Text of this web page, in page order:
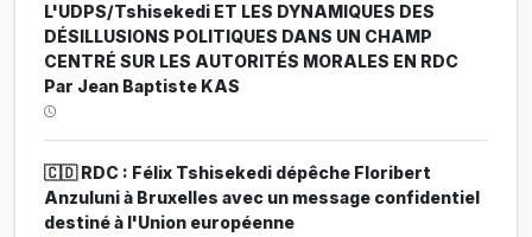
L'UDPS/Tshisekedi ET LES DYNAMIQUES DES
DÉSILLUSIONS POLITIQUES DANS UN CHAMP
CENTRÉ SUR LES AUTORITÉS MORALES EN RDC
Par Jean Baptiste KAS
🇨🇩 RDC : Félix Tshisekedi dépêche Floribert
Anzuluni à Bruxelles avec un message confidentiel
destiné à l'Union européenne